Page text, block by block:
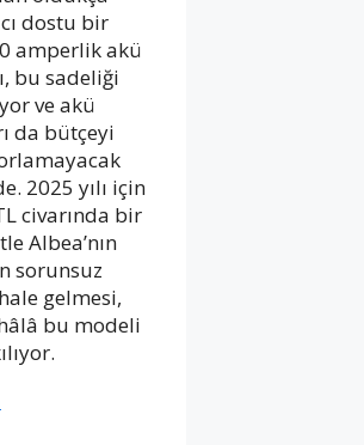
dostu bir
amperlik akü
bu sadeliği
ve akü
da bütçeyi
2025 yılı için
civarında bir
Albea’nın
sorunsuz
gelmesi,
bu modeli